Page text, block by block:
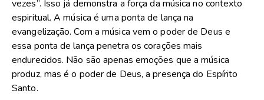
vezes”. Isso já demonstra a força da música no contexto
espiritual. A música é uma ponta de lança na
evangelização. Com a música vem o poder de Deus e
essa ponta de lança penetra os corações mais
endurecidos. Não são apenas emoções que a música
produz, mas é o poder de Deus, a presença do Espírito
Santo.